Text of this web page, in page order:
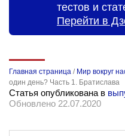
тестов и
Перейти в
Главная страница / Мир вокруг
один день? Часть 1. Братислава
Статья опубликована в
Обновлено 22.07.2020